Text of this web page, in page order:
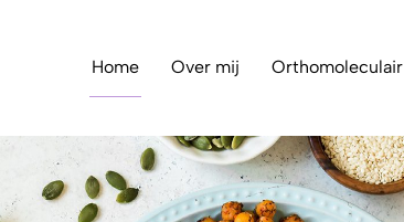
Home Over mij Orthomoleculair